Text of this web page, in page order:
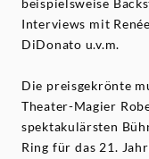
Interviews mit
DiDonato u.v.m.
Die preisgekrönte
Theater-Magier
spektakulärsten
Ring für das 21.